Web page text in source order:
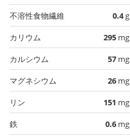
不溶性食物繊維
0.4g
カリウム
295 mg
カルシウム
57 mg
マグネシウム
26 mg
リン
151 mg
鉄
0.6 mg